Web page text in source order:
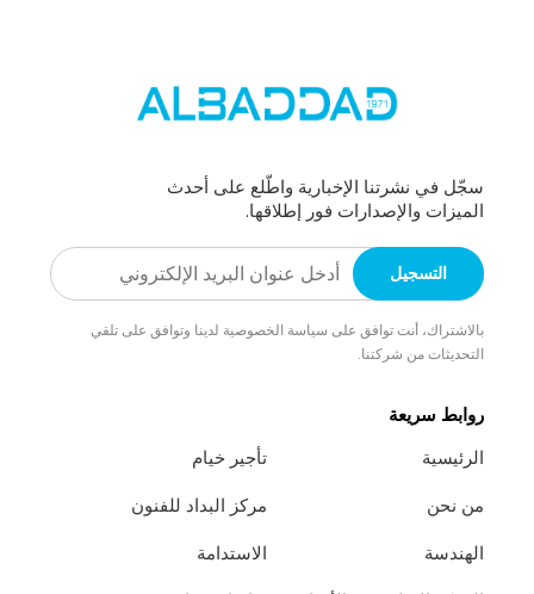
سجّل في نشرتنا الإخبارية واطّلع على أحدث
الميزات والإصدارات فور إطلاقها.
بالاشتراك، أنت توافق على سياسة الخصوصية لدينا وتوافق على تلقي
التحديثات من شركتنا.
روابط سريعة
الرئيسية
من نحن
الهندسة
تأجير خيام
مركز البداد للفنون
الاستدامة